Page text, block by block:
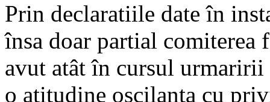
Prin declaratiile date în
însa doar partial comiterea
avut atât în cursul
o atitudine oscilanta cu